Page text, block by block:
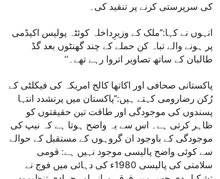
کی سرپرستی کرنے پر تنقید کی۔
انہوں نے کہا:’’ملک کے وزیرِداخلہ کوئٹہ پولیس اکیڈمی
پر ہونے والے تباہ کن حملے کے چند گھنٹوں بعد گڈ
طالبان کے ساتھ تصاویر اتروا رہے تھے۔‘‘
پاکستانی صحافی اور اکاتھا کالج امریکہ کی فیکلٹی کے
رُکن رضارومی کہتے ہیں:’’پاکستان میں پرتشدد انتہا
پسندوں کی موجودگی اور طاقت تین حقیقتوں کو
ظاہر کرتی ہے۔ اس سے یہ واضح ہوتا ہے کہ نیپ کی
موجودگی کے باوجود ان گروہوں کے مستقبل کے حوالے
سے کوئی واضح پالیسی موجود نہیں ہے: قومی
سلامتی کی پالیسی 1980ء کی دہائی میں فوج نے